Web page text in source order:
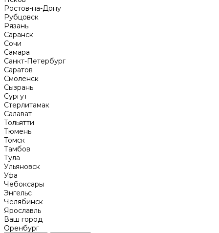
Ростов-на-Дону
Рубцовск
Рязань
Саранск
Сочи
Самара
Санкт-Петербург
Саратов
Смоленск
Сызрань
Сургут
Стерлитамак
Салават
Тольятти
Тюмень
Томск
Тамбов
Тула
Ульяновск
Уфа
Чебоксары
Энгельс
Челябинск
Ярославль
Ваш город
Оренбург